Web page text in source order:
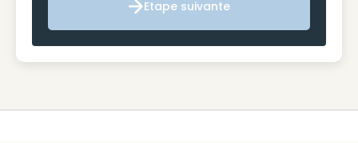
Etape suivante
Etape suivante